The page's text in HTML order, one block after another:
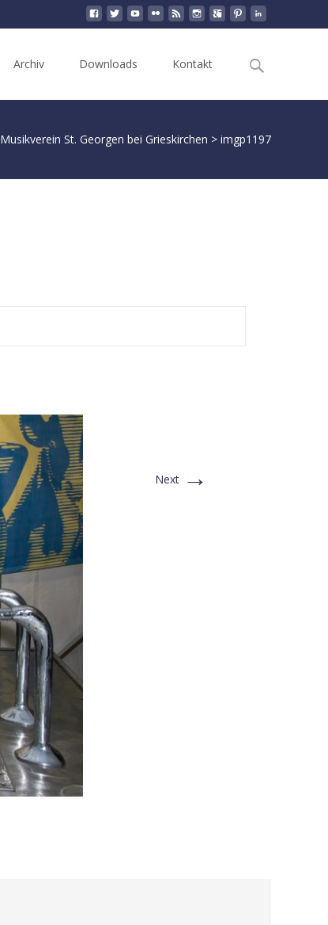
Archiv Downloads Kontakt
Search
Musikverein St. Georgen bei Grieskirchen > imgp1197
Next →